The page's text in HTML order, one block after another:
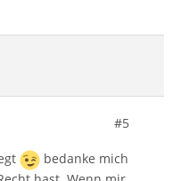
#5
bedanke mich